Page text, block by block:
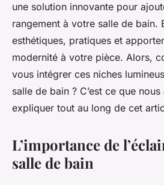
une solution innovante pour
rangement à votre salle de bain.
esthétiques, pratiques et
modernité à votre pièce. Alors,
vous intégrer ces niches
salle de bain ? C’est ce que
expliquer tout au long de cet
L’importance de
salle de bain